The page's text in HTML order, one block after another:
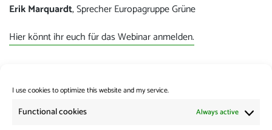
I use cookies to optimize this website and my service.
Functional cookies Always active
Erik Marquardt, Sprecher Europagruppe Grüne
Hier könnt ihr euch für das Webinar anmelden.
Erik